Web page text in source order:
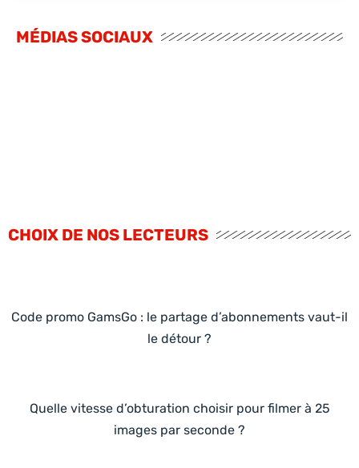
MÉDIAS SOCIAUX
CHOIX DE NOS LECTEURS
Code promo GamsGo : le partage d’abonnements vaut-il
le détour ?
Quelle vitesse d’obturation choisir pour filmer à 25
images par seconde ?